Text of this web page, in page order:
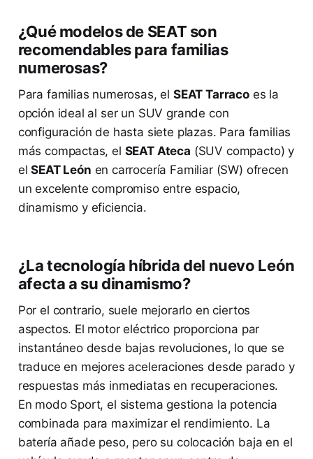
¿Qué modelos de SEAT son
recomendables para familias
numerosas?
Para familias numerosas, el SEAT Tarracoes la
opción ideal al ser un SUV grande con
configuración de hasta siete plazas. Para familias
más compactas, el SEAT Ateca (SUV compacto) y
elSEAT León en carrocería Familiar (SW) ofrecen
un excelente compromiso entre espacio,
dinamismo y eficiencia.
¿La tecnología híbrida del nuevo León
afecta a su dinamismo?
Por el contrario, suele mejorarlo en ciertos
aspectos. El motor eléctrico proporciona par
instantáneo desde bajas revoluciones, lo que se
traduce en mejores aceleraciones desde parado y
respuestas más inmediatas en recuperaciones.
En modo Sport, el sistema gestiona la potencia
combinada para maximizar el rendimiento. La
batería añade peso, pero su colocación baja en el